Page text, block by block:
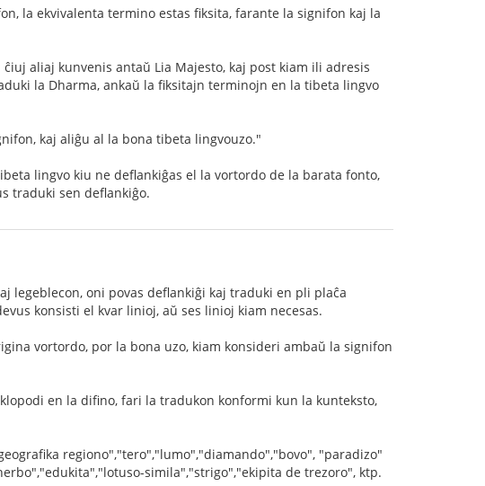
la ekvivalenta termino estas fiksita, farante la signifon kaj la
aliaj kunvenis antaŭ Lia Majesto, kaj post kiam ili adresis
la Dharma, ankaŭ la fiksitajn terminojn en la tibeta lingvo
kaj aliĝu al la bona tibeta lingvouzo."
lingvo kiu ne deflankiĝas el la vortordo de la barata fonto,
traduki sen deflankiĝo.
legeblecon, oni povas deflankiĝi kaj traduki en pli plaĉa
konsisti el kvar linioj, aŭ ses linioj kiam necesas.
vortordo, por la bona uzo, kiam konsideri ambaŭ la signifon
en la difino, fari la tradukon konformi kun la kunteksto,
regiono","tero","lumo","diamando","bovo", "paradizo"
simila","strigo","ekipita de trezoro", ktp.